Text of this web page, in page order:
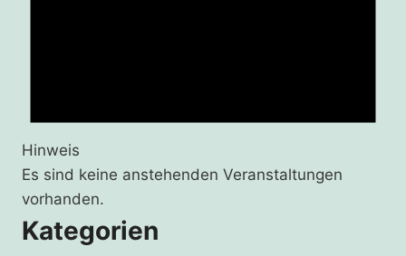
Hinweis
Es sind keine anstehenden Veranstaltungen
vorhanden.
Kategorien